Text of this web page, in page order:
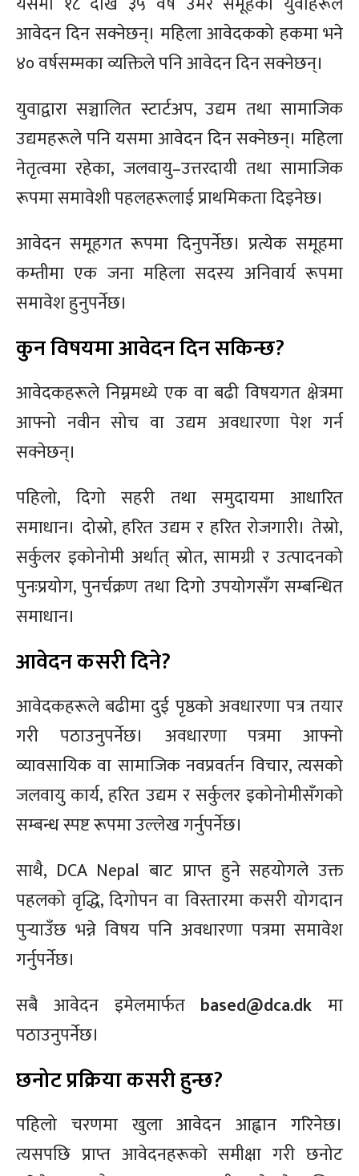
आवेदन दिन सक्नेछन्। महिला आवेदकको हकमा भने
४० वर्षसम्मका व्यक्तिले पनि आवेदन दिन सक्नेछन्।
युवाद्वारा सञ्चालित स्टार्टअप, उद्यम तथा सामाजिक
उद्यमहरूले पनि यसमा आवेदन दिन सक्नेछन्। महिला
नेतृत्वमा रहेका, जलवायु–उत्तरदायी तथा सामाजिक
रूपमा समावेशी पहलहरूलाई प्राथमिकता दिइनेछ।
आवेदन समूहगत रूपमा दिनुपर्नेछ। प्रत्येक समूहमा
कम्तीमा एक जना महिला सदस्य अनिवार्य रूपमा
समावेश हुनुपर्नेछ।
कुन विषयमा आवेदन दिन सकिन्छ?
आवेदकहरूले निम्नमध्ये एक वा बढी विषयगत क्षेत्रमा
आफ्नो नवीन सोच वा उद्यम अवधारणा पेश गर्न
सक्नेछन्।
पहिलो, दिगो सहरी तथा समुदायमा आधारित
समाधान। दोस्रो, हरित उद्यम र हरित रोजगारी। तेस्रो,
सर्कुलर इकोनोमी अर्थात् स्रोत, सामग्री र उत्पादनको
पुनःप्रयोग, पुनर्चक्रण तथा दिगो उपयोगसँग सम्बन्धित
समाधान।
आवेदन कसरी दिने?
आवेदकहरूले बढीमा दुई पृष्ठको अवधारणा पत्र तयार
गरी पठाउनुपर्नेछ। अवधारणा पत्रमा आफ्नो
व्यावसायिक वा सामाजिक नवप्रवर्तन विचार, त्यसको
जलवायु कार्य, हरित उद्यम र सर्कुलर इकोनोमीसँगको
सम्बन्ध स्पष्ट रूपमा उल्लेख गर्नुपर्नेछ।
साथै, DCA Nepal बाट प्राप्त हुने सहयोगले उक्त
पहलको वृद्धि, दिगोपन वा विस्तारमा कसरी योगदान
पुर्‍याउँछ भन्ने विषय पनि अवधारणा पत्रमा समावेश
गर्नुपर्नेछ।
सबै आवेदन इमेलमार्फत based@dca.dk मा
पठाउनुपर्नेछ।
छनोट प्रक्रिया कसरी हुन्छ?
पहिलो चरणमा खुला आवेदन आह्वान गरिनेछ।
त्यसपछि प्राप्त आवेदनहरूको समीक्षा गरी छनोट